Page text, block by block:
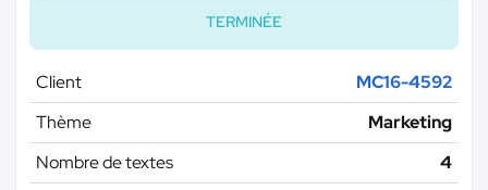
TERMINÉE
Client
MC16-4592
Thème
Marketing
Nombre de textes
4